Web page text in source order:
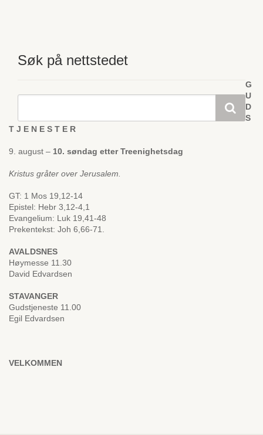
Søk på nettstedet
G
U
D
S
T J E N E S T E R
9. august – 10. søndag etter Treenighetsdag
Kristus gråter over Jerusalem.
GT: 1 Mos 19,12-14
Epistel: Hebr 3,12-4,1
Evangelium: Luk 19,41-48
Prekentekst: Joh 6,66-71.
AVALDSNES
Høymesse 11.30
David Edvardsen
STAVANGER
Gudstjeneste 11.00
Egil Edvardsen
VELKOMMEN